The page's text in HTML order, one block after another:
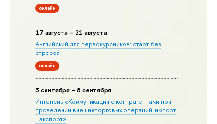
онлайн
17 августа – 21 августа
Английский для первокурсников: старт без
стресса
онлайн
3 сентября – 8 сентября
Интенсив «Коммуникации с контрагентами при
проведении внешнеторговых операций: импорт
- экспорт»